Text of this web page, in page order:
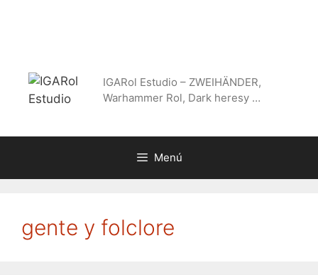
IGARol Estudio – ZWEIHÄNDER,
Warhammer Rol, Dark heresy …
Menú
gente y folclore